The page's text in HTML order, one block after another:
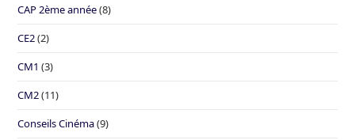
CAP 2ème année(8)
CE2(2)
CM1 (3)
CM2(11)
Conseils Cinéma(9)